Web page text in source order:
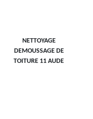
NETTOYAGE
DEMOUSSAGE DE
TOITURE 11 AUDE